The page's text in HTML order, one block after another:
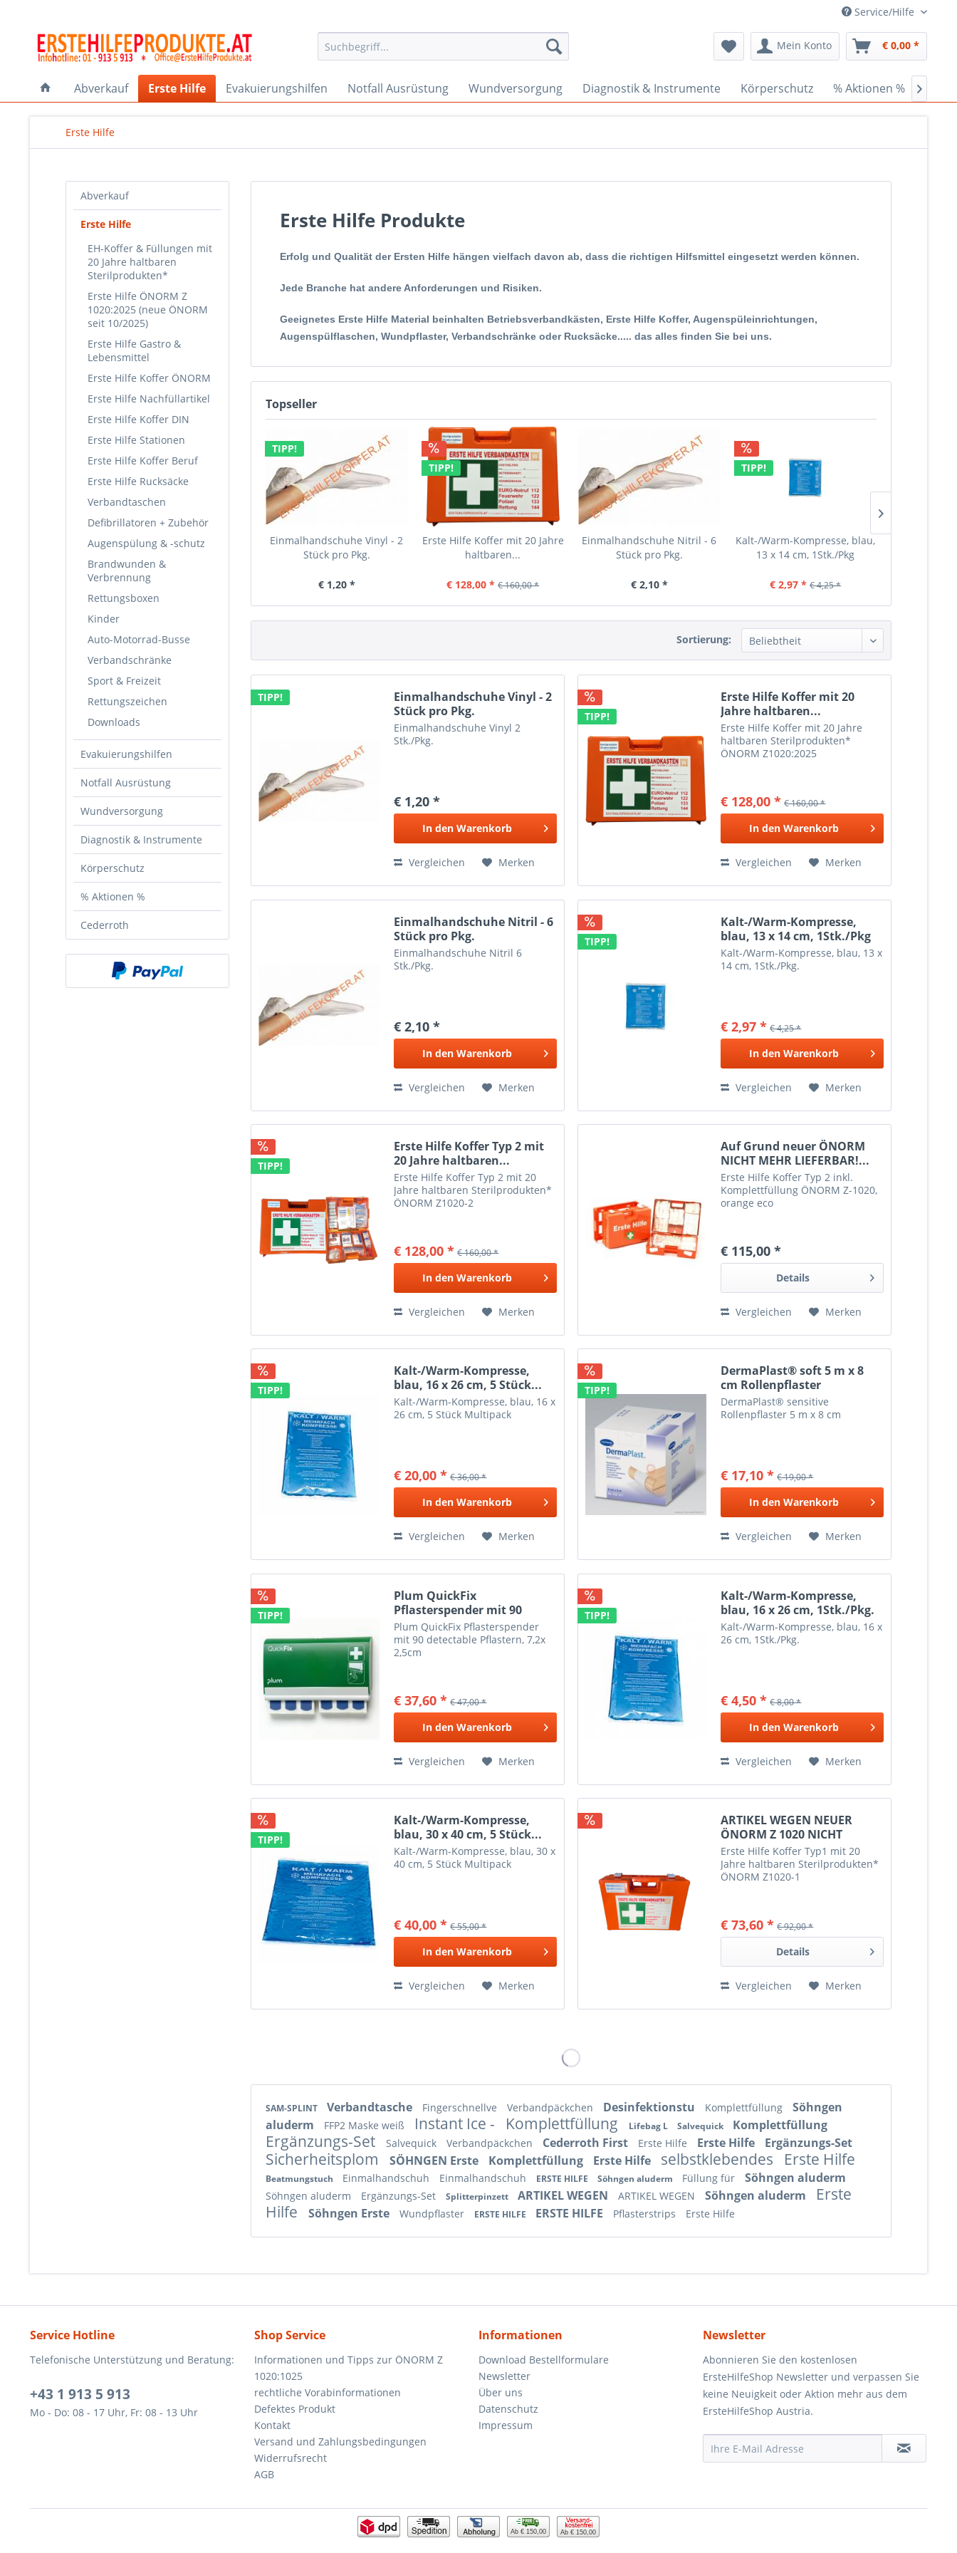
Service/Hilfe
Mein Konto € 0,00 *
Abverkauf Erste Hilfe Evakuierungshilfen Notfall Ausrüstung Wundversorgung Diagnostik & Instrumente Körperschutz % Aktionen % 
Erste Hilfe
Abverkauf
Erste Hilfe
EH-Koffer & Füllungen mit
20 Jahre haltbaren
Sterilprodukten*
Erste Hilfe ÖNORM Z
1020:2025 (neue ÖNORM
seit 10/2025)
Erste Hilfe Gastro &
Lebensmittel
Erste Hilfe Koffer ÖNORM
Erste Hilfe Nachfüllartikel
Erste Hilfe Koffer DIN
Erste Hilfe Stationen
Erste Hilfe Koffer Beruf
Erste Hilfe Rucksäcke
Verbandtaschen
Defibrillatoren + Zubehör
Augenspülung & -schutz
Brandwunden &
Verbrennung
Rettungsboxen
Kinder
Auto-Motorrad-Busse
Verbandschränke
Sport & Freizeit
Rettungszeichen
Downloads
Evakuierungshilfen
Notfall Ausrüstung
Wundversorgung
Diagnostik & Instrumente
Körperschutz
% Aktionen %
Cederroth
Erste Hilfe Produkte
Erfolg und Qualität der Ersten Hilfe hängen vielfach davon ab, dass die richtigen Hilfsmittel eingesetzt werden können.
Jede Branche hat andere Anforderungen und Risiken.
Geeignetes Erste Hilfe Material beinhalten Betriebsverbandkästen, Erste Hilfe Koffer, Augenspüleinrichtungen,
Augenspülflaschen, Wundpflaster, Verbandschränke oder Rucksäcke..... das alles finden Sie bei uns.
Topseller
TIPP!
Einmalhandschuhe Vinyl - 2
Stück pro Pkg.
€ 1,20 *
TIPP!
Erste Hilfe Koffer mit 20 Jahre
haltbaren...
€ 128,00 * € 160,00 *
Einmalhandschuhe Nitril - 6
Stück pro Pkg.
€ 2,10 *
TIPP!
Kalt-/Warm-Kompresse, blau,
13 x 14 cm, 1Stk./Pkg
€ 2,97 * € 4,25 *
Sortierung:
TIPP!
Einmalhandschuhe Vinyl - 2
Stück pro Pkg.
Einmalhandschuhe Vinyl 2
Stk./Pkg.
€ 1,20 *
In den Warenkorb
Vergleichen Merken
TIPP!
Erste Hilfe Koffer mit 20
Jahre haltbaren...
Erste Hilfe Koffer mit 20 Jahre
haltbaren Sterilprodukten*
ÖNORM Z1020:2025
€ 128,00 * € 160,00 *
In den Warenkorb
Vergleichen Merken
Einmalhandschuhe Nitril - 6
Stück pro Pkg.
Einmalhandschuhe Nitril 6
Stk./Pkg.
€ 2,10 *
In den Warenkorb
Vergleichen Merken
TIPP!
Kalt-/Warm-Kompresse,
blau, 13 x 14 cm, 1Stk./Pkg
Kalt-/Warm-Kompresse, blau, 13 x
14 cm, 1Stk./Pkg.
€ 2,97 * € 4,25 *
In den Warenkorb
Vergleichen Merken
TIPP!
Erste Hilfe Koffer Typ 2 mit
20 Jahre haltbaren...
Erste Hilfe Koffer Typ 2 mit 20
Jahre haltbaren Sterilprodukten*
ÖNORM Z1020-2
€ 128,00 * € 160,00 *
In den Warenkorb
Vergleichen Merken
Auf Grund neuer ÖNORM
NICHT MEHR LIEFERBAR!...
Erste Hilfe Koffer Typ 2 inkl.
Komplettfüllung ÖNORM Z-1020,
orange eco
€ 115,00 *
Details
Vergleichen Merken
TIPP!
Kalt-/Warm-Kompresse,
blau, 16 x 26 cm, 5 Stück...
Kalt-/Warm-Kompresse, blau, 16 x
26 cm, 5 Stück Multipack
€ 20,00 * € 36,00 *
In den Warenkorb
Vergleichen Merken
TIPP!
DermaPlast® soft 5 m x 8
cm Rollenpflaster
DermaPlast® sensitive
Rollenpflaster 5 m x 8 cm
€ 17,10 * € 19,00 *
In den Warenkorb
Vergleichen Merken
TIPP!
Plum QuickFix
Pflasterspender mit 90
detectable...
Plum QuickFix Pflasterspender
mit 90 detectable Pflastern, 7,2x
2,5cm
€ 37,60 * € 47,00 *
In den Warenkorb
Vergleichen Merken
TIPP!
Kalt-/Warm-Kompresse,
blau, 16 x 26 cm, 1Stk./Pkg.
Kalt-/Warm-Kompresse, blau, 16 x
26 cm, 1Stk./Pkg.
€ 4,50 * € 8,00 *
In den Warenkorb
Vergleichen Merken
TIPP!
Kalt-/Warm-Kompresse,
blau, 30 x 40 cm, 5 Stück...
Kalt-/Warm-Kompresse, blau, 30 x
40 cm, 5 Stück Multipack
€ 40,00 * € 55,00 *
In den Warenkorb
Vergleichen Merken
ARTIKEL WEGEN NEUER
ÖNORM Z 1020 NICHT
MEHR...
Erste Hilfe Koffer Typ1 mit 20
Jahre haltbaren Sterilprodukten*
ÖNORM Z1020-1
€ 73,60 * € 92,00 *
Details
Vergleichen Merken
SAM-SPLINT Verbandtasche Fingerschnellve Verbandpäckchen Desinfektionstu Komplettfüllung
Söhngen
aluderm
FFP2 Maske weiß Instant Ice - Komplettfüllung Lifebag L Salvequick Komplettfüllung
Ergänzungs-Set Salvequick Verbandpäckchen Cederroth First Erste Hilfe Erste Hilfe Ergänzungs-Set
Sicherheitsplom SÖHNGEN Erste Komplettfüllung Erste Hilfe selbstklebendes Erste Hilfe
Beatmungstuch Einmalhandschuh Einmalhandschuh ERSTE HILFE Söhngen aluderm Füllung für Söhngen aluderm
Söhngen aluderm Ergänzungs-Set Splitterpinzett ARTIKEL WEGEN ARTIKEL WEGEN Söhngen aluderm
Erste
Hilfe
Söhngen Erste Wundpflaster ERSTE HILFE ERSTE HILFE Pflasterstrips Erste Hilfe
Service Hotline
Telefonische Unterstützung und Beratung:
+43 1 913 5 913
Mo - Do: 08 - 17 Uhr, Fr: 08 - 13 Uhr
Shop Service
Informationen und Tipps zur ÖNORM Z
1020:1025
rechtliche Vorabinformationen
Defektes Produkt
Kontakt
Versand und Zahlungsbedingungen
Widerrufsrecht
AGB
Informationen
Download Bestellformulare
Newsletter
Über uns
Datenschutz
Impressum
Newsletter
Abonnieren Sie den kostenlosen
ErsteHilfeShop Newsletter und verpassen Sie
keine Neuigkeit oder Aktion mehr aus dem
ErsteHilfeShop Austria.
Ab € 150,00 Ab € 150,00